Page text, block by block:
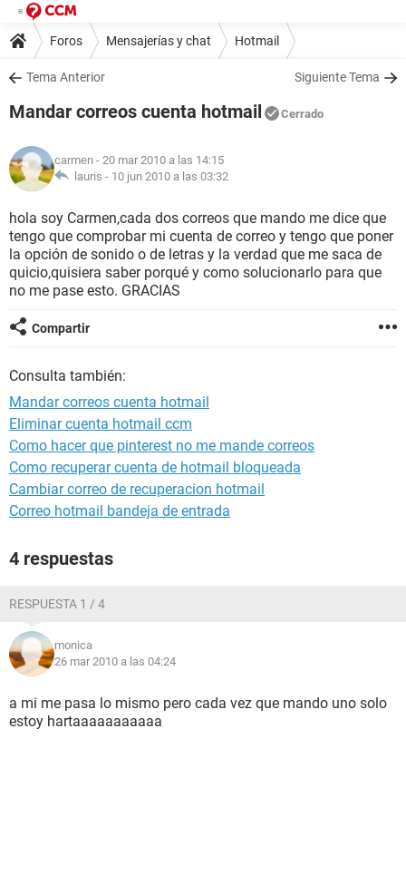
Foros Mensajerías y chat Hotmail
Tema Anterior Siguiente Tema
Mandar correos cuenta hotmail Cerrado
carmen - 20 mar 2010 a las 14:15
lauris - 10 jun 2010 a las 03:32
hola soy Carmen,cada dos correos que mando me dice que
tengo que comprobar mi cuenta de correo y tengo que poner
la opción de sonido o de letras y la verdad que me saca de
quicio,quisiera saber porqué y como solucionarlo para que
no me pase esto. GRACIAS
Compartir
Consulta también:
Mandar correos cuenta hotmail
Eliminar cuenta hotmail ccm
Como hacer que pinterest no me mande correos
Como recuperar cuenta de hotmail bloqueada
Cambiar correo de recuperacion hotmail
Correo hotmail bandeja de entrada
4 respuestas
RESPUESTA 1 / 4
monica
26 mar 2010 a las 04:24
a mi me pasa lo mismo pero cada vez que mando uno solo
estoy hartaaaaaaaaaaa